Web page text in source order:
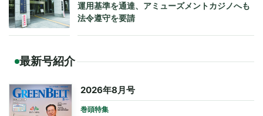
運用基準を通達、アミューズメントカジノへも
法令遵守を要請
最新号紹介
2026年8月号
巻頭特集